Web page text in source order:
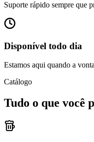
Suporte rápido sempre que
Disponível todo dia
Estamos aqui quando a
Catálogo
Tudo o que você